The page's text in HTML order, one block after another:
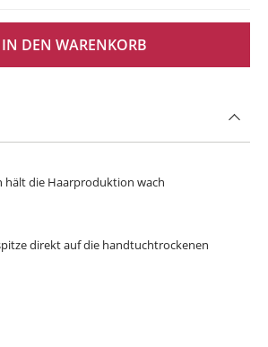
IN DEN WARENKORB
die Haarproduktion wach
direkt auf die handtuchtrockenen